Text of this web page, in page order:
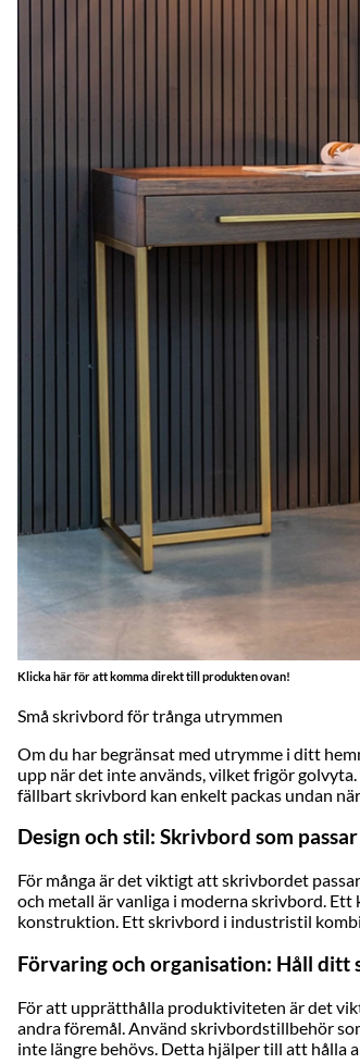
Klicka här för att komma direkt till produkten ovan!
Små skrivbord för trånga utrymmen
Om du har begränsat med utrymme i ditt
upp när det inte används, vilket frigör
fällbart skrivbord kan enkelt packas undan
Design och stil: Skrivbord som
För många är det viktigt att skrivbordet
och metall är vanliga i moderna skrivbord.
konstruktion. Ett skrivbord i industristil
Förvaring och organisation: Håll
För att upprätthålla produktiviteten är det
andra föremål. Använd skrivbordstillbehör
inte längre behövs. Detta hjälper till att hålla